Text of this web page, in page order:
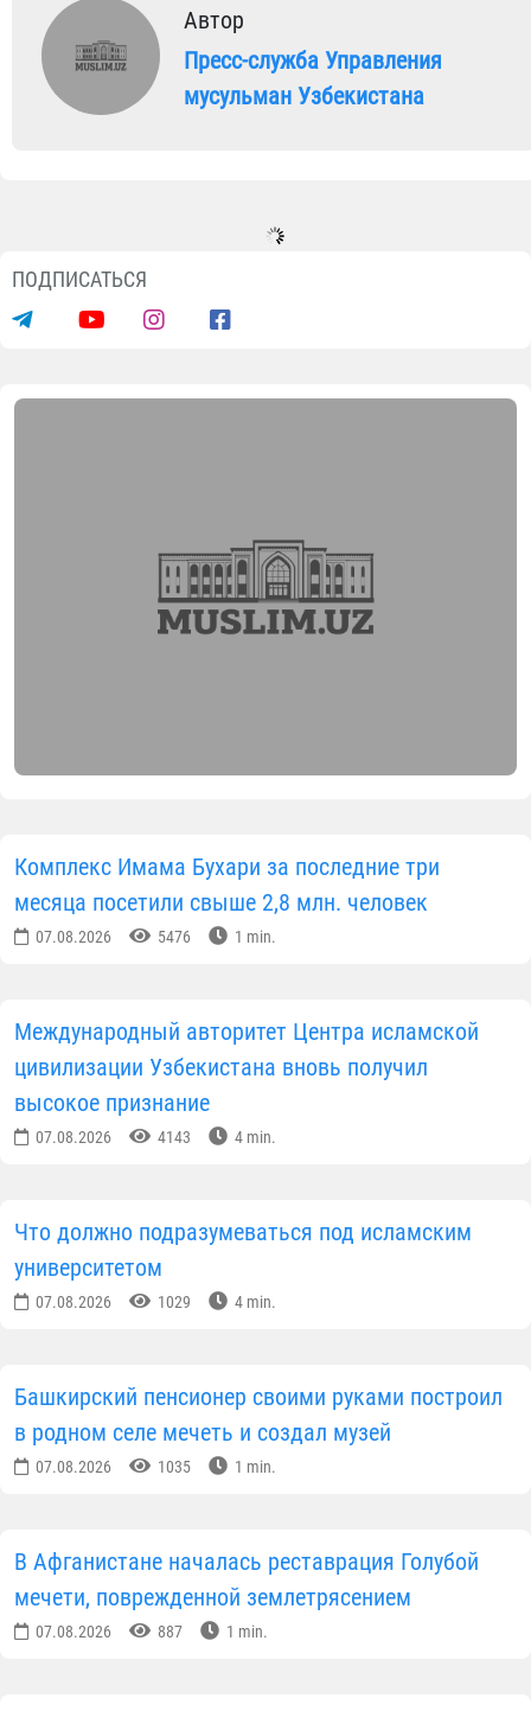
Автор
Пресс-служба Управления
мусульман Узбекистана
ПОДПИСАТЬСЯ
Комплекс Имама Бухари за последние три
месяца посетили свыше 2,8 млн. человек
07.08.2026 5476 1 min.
Международный авторитет Центра исламской
цивилизации Узбекистана вновь получил
высокое признание
07.08.2026 4143 4 min.
Что должно подразумеваться под исламским
университетом
07.08.2026 1029 4 min.
Башкирский пенсионер своими руками построил
в родном селе мечеть и создал музей
07.08.2026 1035 1 min.
В Афганистане началась реставрация Голубой
мечети, поврежденной землетрясением
07.08.2026 887 1 min.